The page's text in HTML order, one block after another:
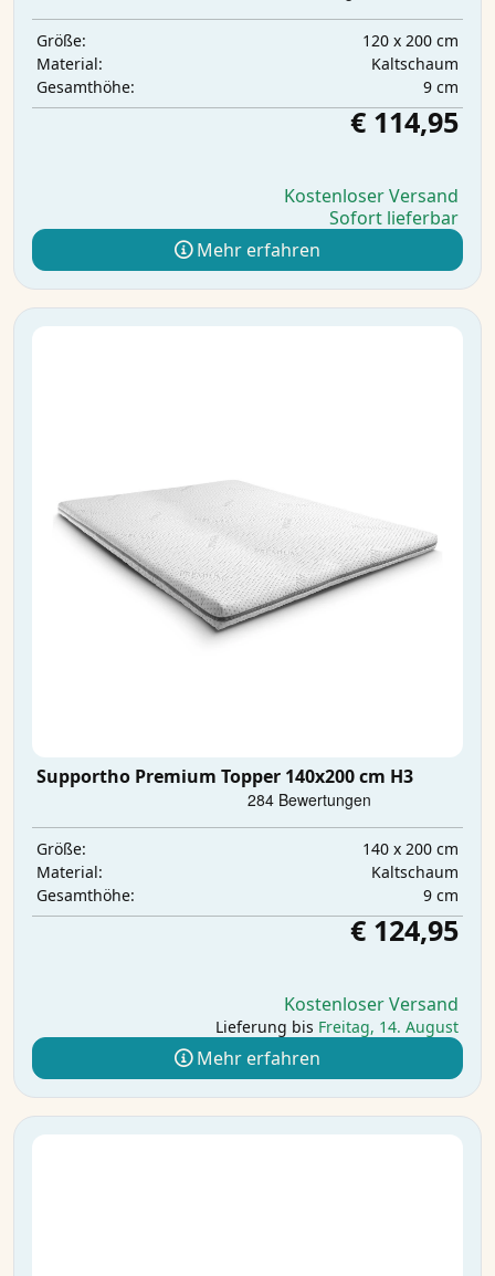
Größe:
120 x 200 cm
Material:
Kaltschaum
Gesamthöhe:
9 cm
€ 114,95
Kostenloser Versand
Sofort lieferbar
Mehr erfahren
Supportho Premium Topper 140x200 cm H3
Größe:
140 x 200 cm
Material:
Kaltschaum
Gesamthöhe:
9 cm
€ 124,95
Kostenloser Versand
Lieferung bis Freitag, 14. August
Mehr erfahren